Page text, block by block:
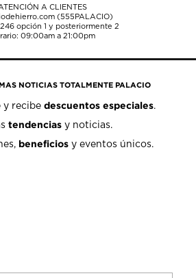
A CLIENTES
(555PALACIO)
opción 1 y posteriormente 2
09:00am a 21:00pm
NOTICIAS TOTALMENTE PALACIO
y recibedescuentos especiales.
tendencias y noticias.
beneficios y eventos únicos.